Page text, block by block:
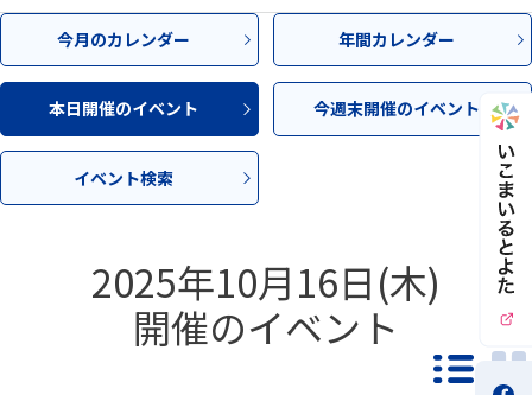
今月のカレンダー 年間カレンダー
本日開催のイベント 今週末開催のイベント
イベント検索
2025年10月16日(木)
開催のイベント
一覧